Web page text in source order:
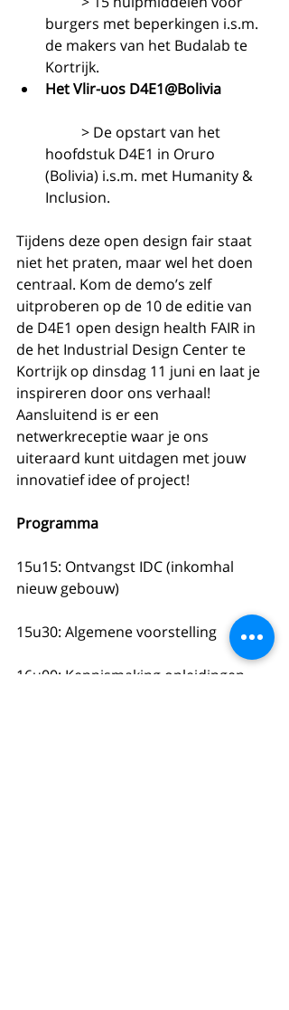
burgers met beperkingen i.s.m.
de makers van het Budalab te
Kortrijk.
Het Vlir-uos D4E1@Bolivia
hoofdstuk D4E1 in Oruro
(Bolivia) i.s.m. met Humanity &
Inclusion.
Tijdens deze open design fair staat
niet het praten, maar wel het doen
centraal. Kom de demo’s zelf
uitproberen op de 10 de editie van
de D4E1 open design health FAIR in
de het Industrial Design Center te
Kortrijk op dinsdag 11 juni en laat je
inspireren door ons verhaal!
Aansluitend is er een
netwerkreceptie waar je ons
uiteraard kunt uitdagen met jouw
innovatief idee of project!
Programma
15u15: Ontvangst IDC (inkomhal
nieuw gebouw)
15u30: Algemene voorstelling
16u00: Kennismaking opleidingen